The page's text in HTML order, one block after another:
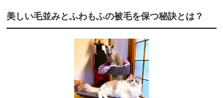
美しい毛並みとふわもふの被毛を保つ秘訣とは？